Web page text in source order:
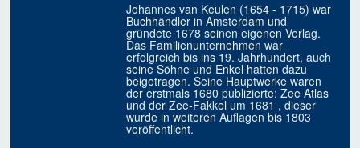
Johannes van Keulen (1654 - 1715) war
Buchhändler in Amsterdam und
gründete 1678 seinen eigenen Verlag.
Das Familienunternehmen war
erfolgreich bis ins 19. Jahrhundert, auch
seine Söhne und Enkel hatten dazu
beigetragen. Seine Hauptwerke waren
der erstmals 1680 publizierte: Zee Atlas
und der Zee-Fakkel um 1681 , dieser
wurde in weiteren Auflagen bis 1803
veröffentlicht.